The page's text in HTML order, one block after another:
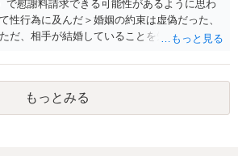
で慰謝料請求できる可能性があるように思わ
性行為に及んだ＞婚姻の約束は虚偽だった、
だ、相手が結婚していることを知って行為に
で、あまり慰謝料は高額にならないように思
の弁護士に相談してみてください。
もっとみる